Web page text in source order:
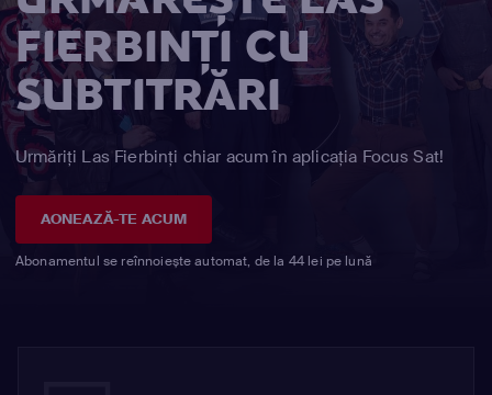
FIERBINŢI CU
SUBTITRĂRI
Urmăriți Las Fierbinţi chiar acum în aplicația Focus Sat!
AONEAZĂ-TE ACUM
Abonamentul se reînnoiește automat, de la 44 lei pe lună